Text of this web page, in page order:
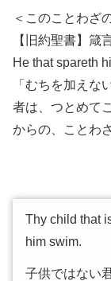
＜このことわざ
【旧約聖書】箴
He that spareth
「むちを加えな
者は、つとめて
からの、ことわ
Thy child that
him swim.
子供ではない